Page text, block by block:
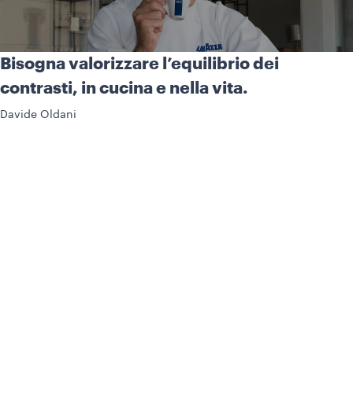
Bisogna valorizzare l’equilibrio dei
contrasti, in cucina e nella vita.
Davide Oldani